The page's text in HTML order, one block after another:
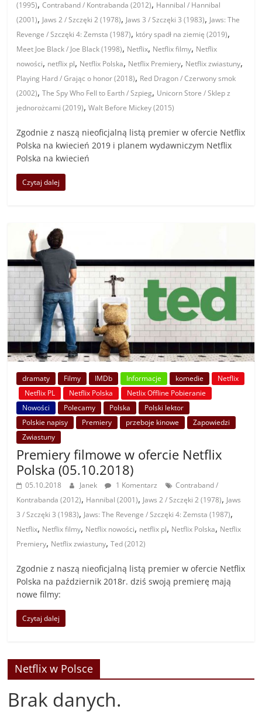
(1995),Contraband / Kontrabanda (2012), Hannibal / Hannibal
(2001), Jaws 2 / Szczęki 2 (1978), Jaws 3 / Szczęki 3 (1983), Jaws: The
Revenge / Szczęki 4: Zemsta (1987), który spadł na ziemię (2019),
Meet Joe Black / Joe Black (1998), Netflix, Netflix filmy, Netflix
nowości, netflix pl, Netflix Polska, Netflix Premiery, Netflix zwiastuny,
Playing Hard / Grając o honor (2018), Red Dragon / Czerwony smok
(2002),The Spy Who Fell to Earth / Szpieg, Unicorn Store / Sklep z
jednorożcami (2019),Walt Before Mickey (2015)
Zgodnie z naszą nieoficjalną listą premier w ofercie Netflix
Polska na kwiecień 2019 i planem wydawniczym Netflix
Polska na kwiecień
Czytaj dalej
dramaty Filmy IMDb Informacje komedie
Netflix
Netflix PL
Netflix Polska
Netlix Offline Pobieranie
Nowości
Polecamy Polska
Polski lektor
Polskie napisy
Premiery przeboje kinowe
Zapowiedzi
Zwiastuny
Premiery filmowe w ofercie Netflix
Polska (05.10.2018)
05.10.2018 Janek 1 Komentarz
Contraband /
Kontrabanda (2012), Hannibal (2001), Jaws 2 / Szczęki 2 (1978), Jaws
3 / Szczęki 3 (1983), Jaws: The Revenge / Szczęki 4: Zemsta (1987),
Netflix, Netflix filmy, Netflix nowości, netflix pl, Netflix Polska, Netflix
Premiery, Netflix zwiastuny,Ted (2012)
Zgodnie z naszą nieoficjalną listą premier w ofercie Netflix
Polska na październik 2018r. dziś swoją premierę mają
nowe filmy:
Czytaj dalej
Netflix w Polsce
Brak danych.